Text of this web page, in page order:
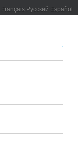
Français Русский Español